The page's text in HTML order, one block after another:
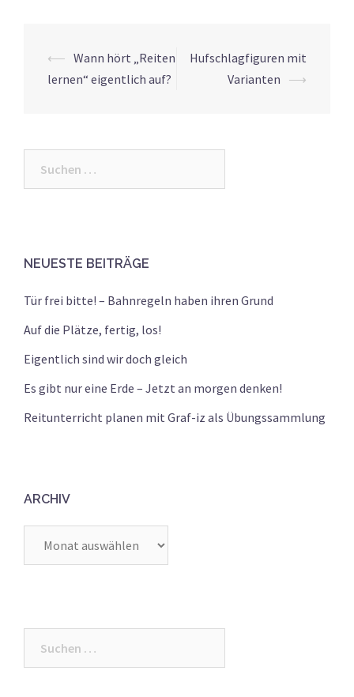
Post
navigation
⟵ Wann hört „Reiten
lernen“ eigentlich auf?
Hufschlagfiguren mit
Varianten ⟶
NEUESTE BEITRÄGE
Tür frei bitte! – Bahnregeln haben ihren Grund
Auf die Plätze, fertig, los!
Eigentlich sind wir doch gleich
Es gibt nur eine Erde – Jetzt an morgen denken!
Reitunterricht planen mit Graf-iz als Übungssammlung
ARCHIV